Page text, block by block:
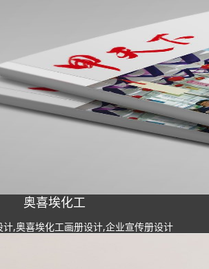
奥喜埃化工
,奥喜埃化工画册设计,企业宣传册设计